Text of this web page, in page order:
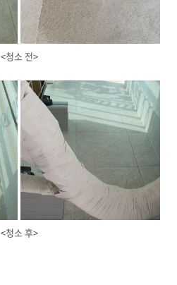
<청소 전>
<청소 후>